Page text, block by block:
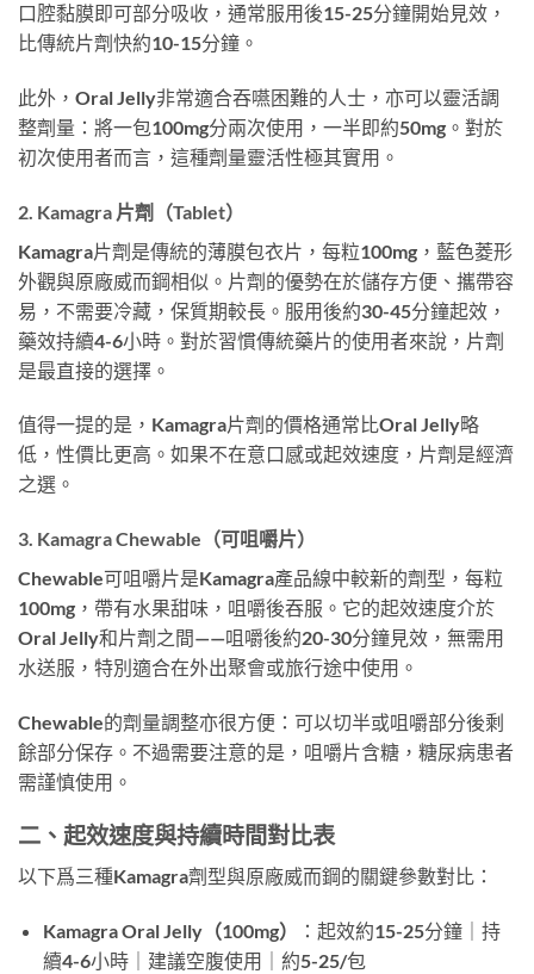
口腔黏膜即可部分吸收，通常服用後15-25分鐘開始見效，
比傳統片劑快約10-15分鐘。
此外，Oral Jelly非常適合吞嚥困難的人士，亦可以靈活調
整劑量：將一包100mg分兩次使用，一半即約50mg。對於
初次使用者而言，這種劑量靈活性極其實用。
2. Kamagra 片劑（Tablet）
Kamagra片劑是傳統的薄膜包衣片，每粒100mg，藍色菱形
外觀與原廠威而鋼相似。片劑的優勢在於儲存方便、攜帶容
易，不需要冷藏，保質期較長。服用後約30-45分鐘起效，
藥效持續4-6小時。對於習慣傳統藥片的使用者來說，片劑
是最直接的選擇。
值得一提的是，Kamagra片劑的價格通常比Oral Jelly略
低，性價比更高。如果不在意口感或起效速度，片劑是經濟
之選。
3. Kamagra Chewable（可咀嚼片）
Chewable可咀嚼片是Kamagra產品線中較新的劑型，每粒
100mg，帶有水果甜味，咀嚼後吞服。它的起效速度介於
Oral Jelly和片劑之間——咀嚼後約20-30分鐘見效，無需用
水送服，特別適合在外出聚會或旅行途中使用。
Chewable的劑量調整亦很方便：可以切半或咀嚼部分後剩
餘部分保存。不過需要注意的是，咀嚼片含糖，糖尿病患者
需謹慎使用。
二、起效速度與持續時間對比表
以下爲三種Kamagra劑型與原廠威而鋼的關鍵參數對比：
Kamagra Oral Jelly（100mg）
：起效約15-25分鐘｜持
續4-6小時｜建議空腹使用｜約5-25/包